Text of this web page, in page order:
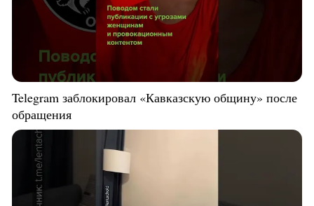
Telegram заблокировал «Кавказскую общину» после
обращения